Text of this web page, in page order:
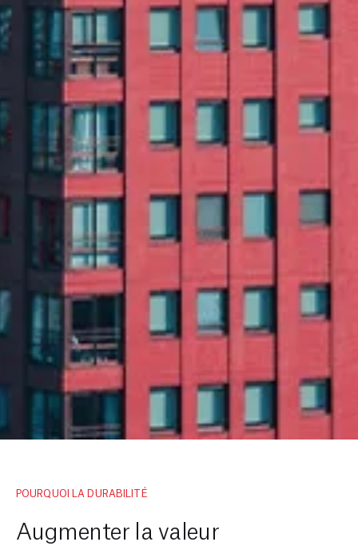
POURQUOI LA DURABILITÉ
Augmenter la valeur